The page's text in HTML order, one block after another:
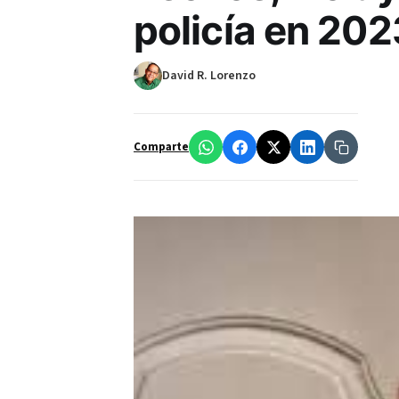
policía en
David R. Lorenzo
Comparte